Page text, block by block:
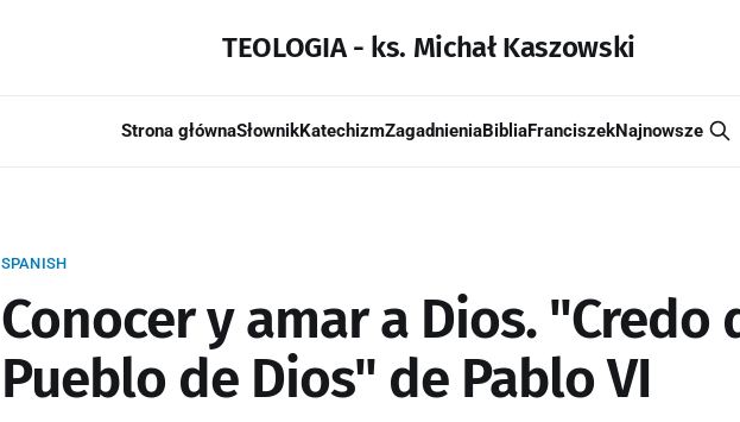
TEOLOGIA - ks. Michał Kaszowski
Strona głównaSłownikKatechizmZagadnieniaBibliaFranciszekNajnowsze
SPANISH
Conocer y amar a Dios. "Credo
Pueblo de Dios" de Pablo VI